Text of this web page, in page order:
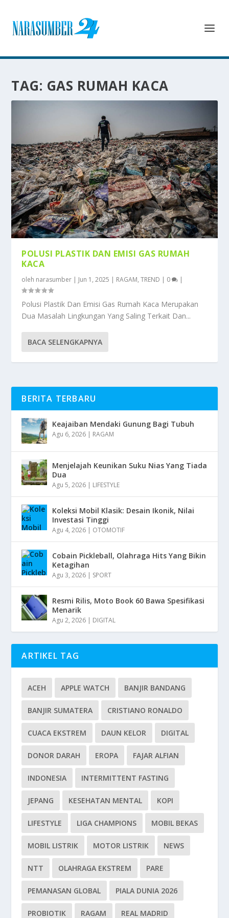
TAG: GAS RUMAH KACA
POLUSI PLASTIK DAN EMISI GAS RUMAH
KACA
oleh narasumber | Jun 1, 2025 | RAGAM,TREND | 0 |
Polusi Plastik Dan Emisi Gas Rumah Kaca Merupakan
Dua Masalah Lingkungan Yang Saling Terkait Dan...
BACA SELENGKAPNYA
BERITA TERBARU
Keajaiban Mendaki Gunung Bagi Tubuh
Agu 6, 2026 | RAGAM
Menjelajah Keunikan Suku Nias Yang Tiada
Dua
Agu 5, 2026 | LIFESTYLE
Koleksi Mobil Klasik: Desain Ikonik, Nilai
Investasi Tinggi
Agu 4, 2026 | OTOMOTIF
Cobain Pickleball, Olahraga Hits Yang Bikin
Ketagihan
Agu 3, 2026 | SPORT
Resmi Rilis, Moto Book 60 Bawa Spesifikasi
Menarik
Agu 2, 2026 | DIGITAL
ARTIKEL TAG
ACEH APPLE WATCH BANJIR BANDANG
BANJIR SUMATERA CRISTIANO RONALDO
CUACA EKSTREM DAUN KELOR DIGITAL
DONOR DARAH EROPA FAJAR ALFIAN
INDONESIA INTERMITTENT FASTING
JEPANG KESEHATAN MENTAL KOPI
LIFESTYLE LIGA CHAMPIONS MOBIL BEKAS
MOBIL LISTRIK MOTOR LISTRIK NEWS
NTT OLAHRAGA EKSTREM PARE
PEMANASAN GLOBAL PIALA DUNIA 2026
PROBIOTIK RAGAM REAL MADRID